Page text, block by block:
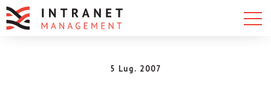
5 Lug. 2007